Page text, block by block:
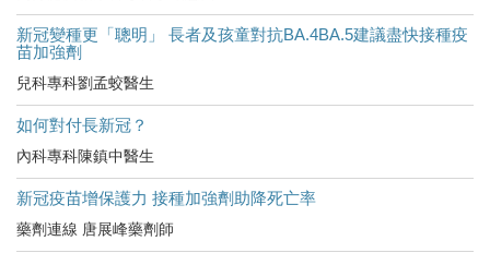
新冠變種更「聰明」 長者及孩童對抗BA.4BA.5建議盡快接種疫
苗加強劑
兒科專科劉孟蛟醫生
如何對付長新冠？
內科專科陳鎮中醫生
新冠疫苗增保護力 接種加強劑助降死亡率
藥劑連線 唐展峰藥劑師